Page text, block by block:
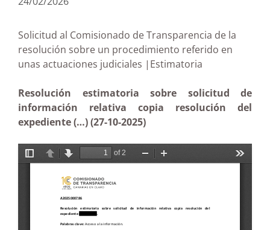
Solicitud al Comisionado de Transparencia de la
resolución sobre un procedimiento referido en
unas actuaciones judiciales |Estimatoria
Resolución estimatoria sobre solicitud de
información relativa copia resolución del
expediente (…) (27-10-2025)